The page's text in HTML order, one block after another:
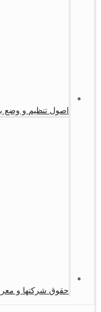
اصول تنظیم و وضع
حقوق شرکتها و